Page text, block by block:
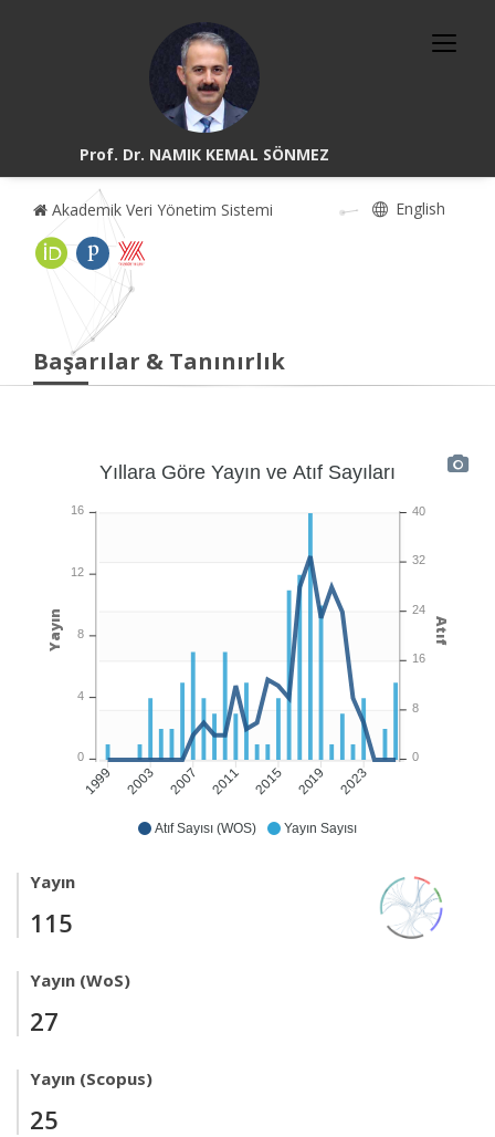
Prof. Dr. NAMIK KEMAL SÖNMEZ
Akademik Veri Yönetim Sistemi English
Başarılar & Tanınırlık
Atıf Sayısı (WOS) Yayın Sayısı
1999 2003 2007 2011 2015 2019 2023
Yıllara Göre Yayın ve Atıf Sayıları
40
32
24
16
8
0
Atıf
16
12
8
4
0
Yayın
Yayın
115
Yayın (WoS)
27
Yayın (Scopus)
25